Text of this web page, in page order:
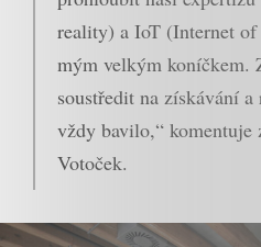
reality) a IoT (Internet
mým velkým koníčkem.
soustředit na získávání
vždy bavilo,“ komentuje
Votoček.